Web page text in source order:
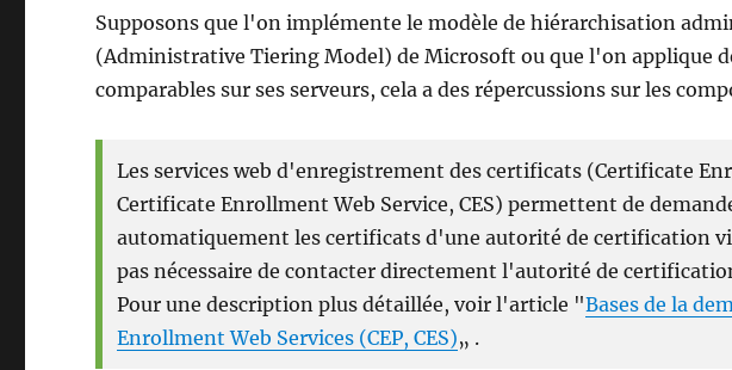
Supposons que l'on implémente le modèle de hiérarchisation
(Administrative Tiering Model) de Microsoft ou que l'on applique
comparables sur ses serveurs, cela a des répercussions sur les
Les services web d'enregistrement des certificats (Certificate
Certificate Enrollment Web Service, CES) permettent de
automatiquement les certificats d'une autorité de certification
pas nécessaire de contacter directement l'autorité de
Pour une description plus détaillée, voir l'article "Bases de la
Enrollment Web Services (CEP, CES)„ .